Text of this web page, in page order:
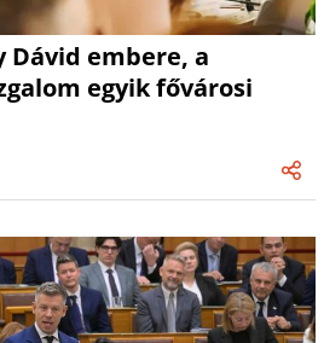
embere, a
egyik fővárosi